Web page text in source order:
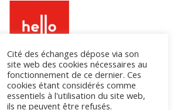
Cité des échanges dépose via son
site web des cookies nécessaires au
fonctionnement de ce dernier. Ces
cookies étant considérés comme
essentiels à l'utilisation du site web,
ils ne peuvent être refusés.